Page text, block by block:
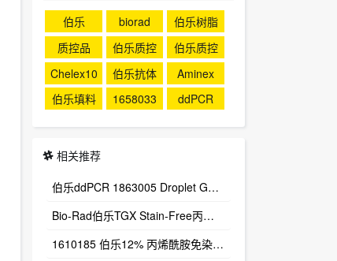
伯乐 biorad
伯乐树脂
质控品
伯乐质控
品
伯乐质控
Chelex10
0
伯乐抗体
Aminex
伯乐填料
1658033 ddPCR
相关推荐
伯乐ddPCR 1863005 Droplet Generation Oil for probes, include 10X7mL bottle
Bio-Rad伯乐TGX Stain-Free丙烯酰胺免染制胶试剂盒161-0185
1610185 伯乐12% 丙烯酰胺免染制胶试剂盒12% TGX Stain-Free FastCast Kit